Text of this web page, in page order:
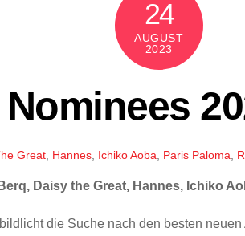
24
AUGUST
2023
Great, Hannes, Ichiko Aoba Paris Paloma
Daisy the Great, Hannes, Ichiko
die Suche nach den besten